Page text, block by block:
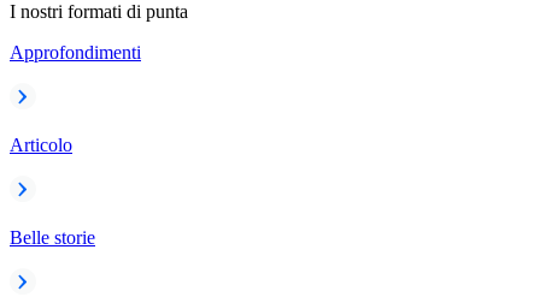
I nostri formati di punta
Approfondimenti
Articolo
Belle storie